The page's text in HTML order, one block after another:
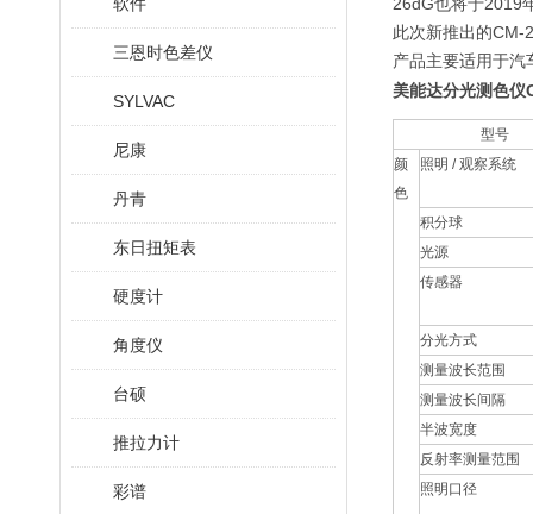
三恩时色差仪
SYLVAC
尼康
丹青
东日扭矩表
硬度计
角度仪
台硕
推拉力计
彩谱
此次新推出的CM-
产品主要适用于汽
美能达分光测色
型号
颜
色
照明 / 观察系统
积分球
光源
传感器
分光方式
测量波长范围
测量波长间隔
半波宽度
反射率测量范围
照明口径